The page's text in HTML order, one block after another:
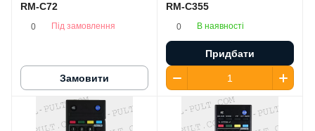
RM-C72
0 Під замовлення
Замовити
RM-C355
0 В наявності
Придбати